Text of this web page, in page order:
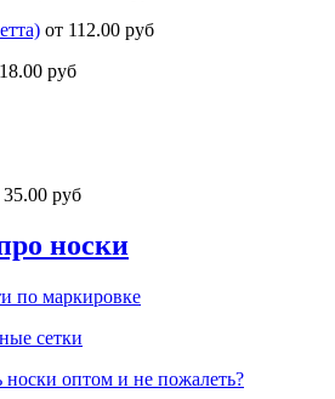
от 112.00 руб
руб
35.00 руб
носки
по маркировке
сетки
носки оптом и не пожалеть?